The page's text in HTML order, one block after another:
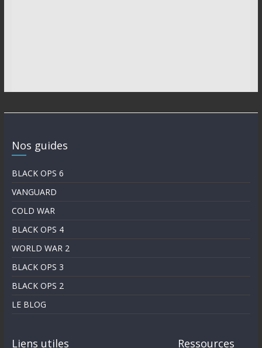
Nos guides
BLACK OPS 6
VANGUARD
COLD WAR
BLACK OPS 4
WORLD WAR 2
BLACK OPS 3
BLACK OPS 2
LE BLOG
Liens utiles Ressources